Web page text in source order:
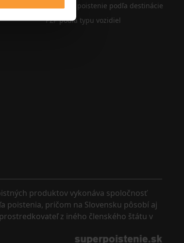
Cestovné poistenie podľa destinácie
PZP podľa typu vozidiel
produktov vykonáva spoločnosť
poistenia, pričom na Slovensku pôsobí aj
z iného členského štátu v